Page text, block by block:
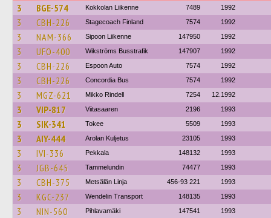
3 BGE-574 Kokkolan Liikenne 7489 1992
3 CBH-226 Stagecoach Finland 7574 1992
3 NAM-366 Sipoon Liikenne 147950 1992
3 UFO-400 Wikströms Busstrafik 147907 1992
3 CBH-226 Espoon Auto 7574 1992
3 CBH-226 Concordia Bus 7574 1992
3 MGZ-621 Mikko Rindell 7254 12.1992
3 VIP-817 Viitasaaren 2196 1993
3 SIK-341 Tokee 5509 1993
3 AIY-444 Arolan Kuljetus 23105 1993
3 IVI-336 Pekkala 148132 1993
3 JGB-645 Tammelundin 74477 1993
3 CBH-375 Metsälän Linja 456-93 221 1993
3 KGC-237 Wendelin Transport 148135 1993
3 NIN-560 Pihlavamäki 147541 1993